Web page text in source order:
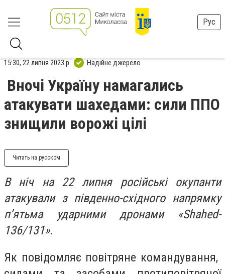
Рус
15:30, 22 липня 2023 р. Надійне джерело
Вночі Україну намагались
атакувати шахедами: сили ППО
знищили ворожі цілі
Читать на русском
В ніч на 22 липня російські окупанти
атакували з південно-східного напрямку
п’ятьма ударними дронами «Shahed-
136/131».
Як повідомляє повітряне командування,